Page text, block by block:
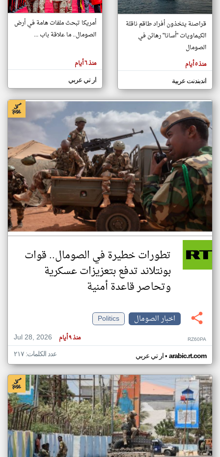
تغيير الدولة
اخبار الصومال على مدار الساعة
أهم اخبار الصومال العاجلة والمباشرة
المقالات
هنا عن
وجهة
كاتبيها.
قراصنة يتخذون أفراد طاقم ناقلة
الكيماويات "أسانا" رهائن في
الصومال
منذ ٥ أيام
اندبندنت عربية
أمريكا تبحث ملفات هامة في أرض
الصومال.. ما علاقة باب ...
منذ ٦ أيام
ار تي عربي
تطورات خطيرة في الصومال.. قوات
بونتلاند تدفع بتعزيزات عسكرية
وتحاصر قاعدة أمنية
اخبار الصومال
Politics
Jul 28, 2026
منذ ٩ أيام RZ60PA
ار تي عربي• arabic.rt.com عدد الكلمات: ٢١٧
klyoum.com